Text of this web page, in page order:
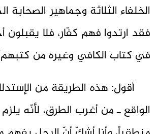
الخلفاء الثلاثة وجماهير الصحابة
فقد ارتدوا فهم كفّار، فلا يقبلون
في كتاب الكافي وغيره من
أقول: هذه الطريقة من
الواقع ـ من أغرب الطرق، لأنّه